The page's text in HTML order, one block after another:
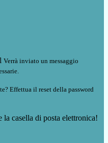
Verrà inviato un messaggio
Effettua il reset della password
casella di posta elettronica!